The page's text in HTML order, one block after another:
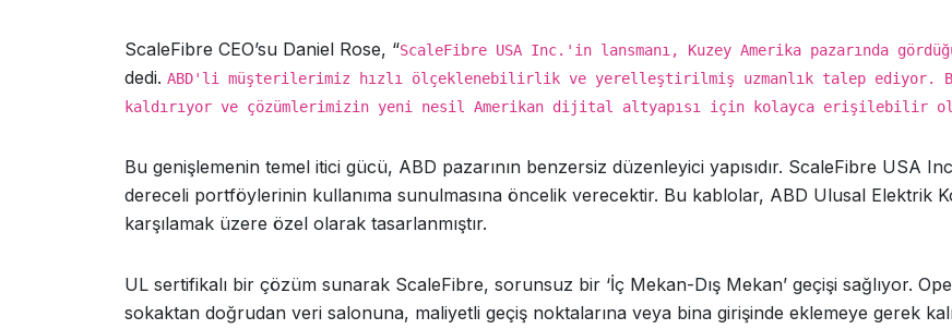
ScaleFibre CEO’su Daniel Rose, “ScaleFibre USA Inc.'in lansmanı, Kuzey Amerika pazarında
dedi. ABD'li müşterilerimiz hızlı ölçeklenebilirlik ve yerelleştirilmiş uzmanlık talep ediyor.
kaldırıyor ve çözümlerimizin yeni nesil Amerikan dijital altyapısı için kolayca erişilebilir
Bu genişlemenin temel itici gücü, ABD pazarının benzersiz düzenleyici yapısıdır. ScaleFibre USA
dereceli portföylerinin kullanıma sunulmasına öncelik verecektir. Bu kablolar, ABD Ulusal Elektrik
karşılamak üzere özel olarak tasarlanmıştır.
UL sertifikalı bir çözüm sunarak ScaleFibre, sorunsuz bir ‘İç Mekan-Dış Mekan’ geçişi sağlıyor.
sokaktan doğrudan veri salonuna, maliyetli geçiş noktalarına veya bina girişinde eklemeye gerek